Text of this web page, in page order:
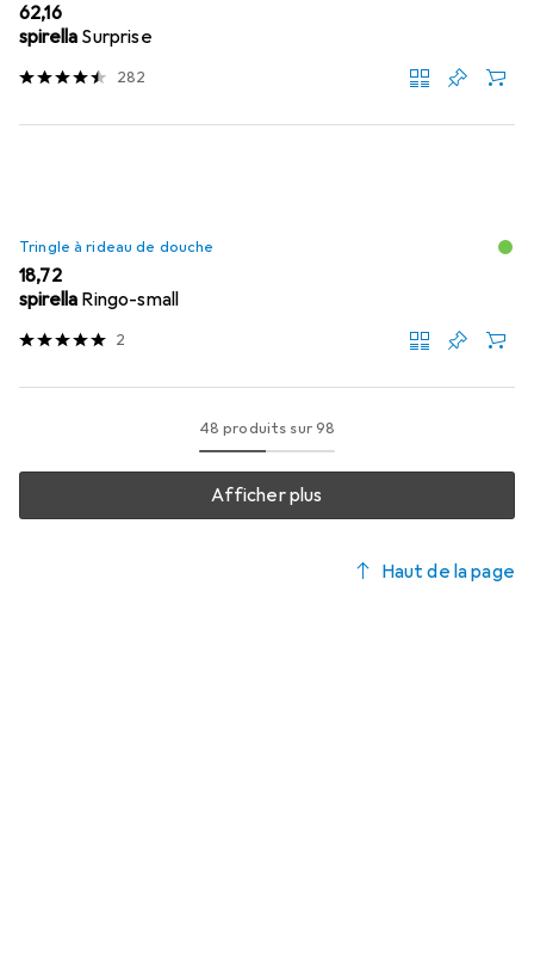
EUR
62,16
spirella Surprise
282
Tringle à rideau de douche
EUR
18,72
spirella Ringo-small
2
48 produits sur 98
Afficher plus
Haut de la page